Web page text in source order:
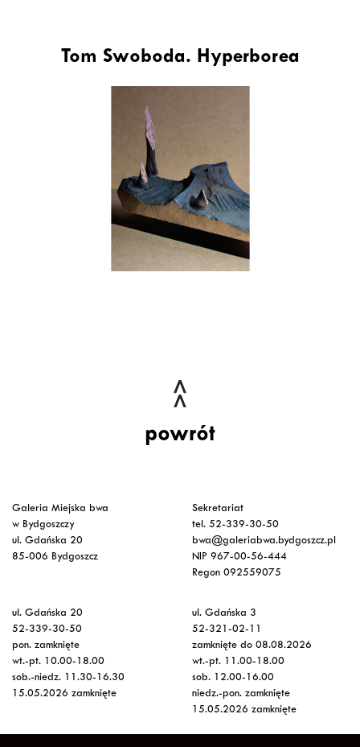
Tom Swoboda. Hyperborea
powrót
Galeria Miejska bwa
w Bydgoszczy
ul. Gdańska 20
85-006 Bydgoszcz
Sekretariat
tel. 52-339-30-50
bwa@galeriabwa.bydgoszcz.pl
NIP 967-00-56-444
Regon 092559075
ul. Gdańska 20
52-339-30-50
pon. zamknięte
wt.-pt. 10.00-18.00
sob.-niedz. 11.30-16.30
15.05.2026 zamknięte
ul. Gdańska 3
52-321-02-11
zamknięte do 08.08.2026
wt.-pt. 11.00-18.00
sob. 12.00-16.00
niedz.-pon. zamknięte
15.05.2026 zamknięte